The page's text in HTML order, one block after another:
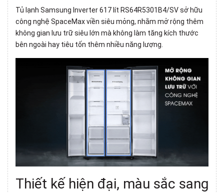
Tủ lạnh Samsung Inverter 617 lít RS64R5301B4/SVsở hữu
công nghệ SpaceMax viền siêu mỏng, nhằm mở rộng thêm
không gian lưu trữ siêu lớn mà không làm tăng kích thước
bên ngoài hay tiêu tốn thêm nhiều năng lượng.
Thiết kế hiện đại, màu sắc sang